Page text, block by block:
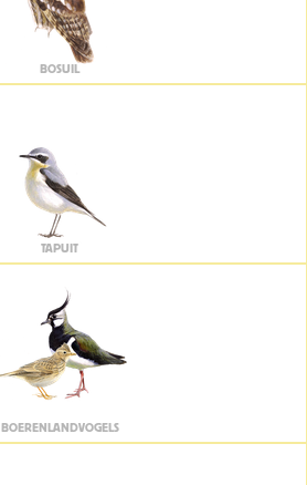
BOSUIL
TAPUIT
BOERENLANDVOGELS